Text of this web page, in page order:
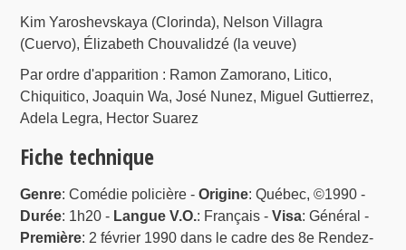
Kim Yaroshevskaya (Clorinda), Nelson Villagra
(Cuervo), Élizabeth Chouvalidzé (la veuve)
Par ordre d'apparition : Ramon Zamorano, Litico,
Chiquitico, Joaquin Wa, José Nunez, Miguel Guttierrez,
Adela Legra, Hector Suarez
Fiche technique
Genre: Comédie policière -Origine: Québec, ©1990 -
Durée: 1h20 - Langue V.O.: Français -Visa: Général -
Première: 2 février 1990 dans le cadre des 8e Rendez-